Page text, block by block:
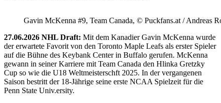
Gavin McKenna #9, Team Canada, © Puckfans.at / Andreas
27.06.2026 NHL Draft: Mit dem Kanadier Gavin McKenna wurde
der erwartete Favorit von den Toronto Maple Leafs als erster Spieler
auf die Bühne des Keybank Center in Buffalo gerufen. McKenna
gewann in seiner Karriere mit Team Canada den Hlinka Gretzky
Cup so wie die U18 Weltmeisterschft 2025. In der vergangenen
Saison bestritt der 18-Jährige seine erste NCAA Spielzeit für die
Penn State Univ.ersity.